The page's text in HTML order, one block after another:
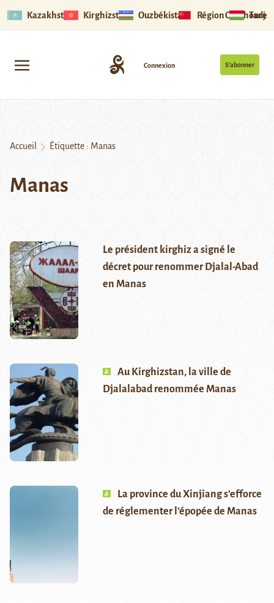
Kazakhstan Kirghizstan Ouzbékistan Région Ouïghoure
S’abonner
Connexion
Accueil Étiquette : Manas
Manas
Le président kirghiz a signé le
décret pour renommer Djalal-Abad
en Manas
Au Kirghizstan, la ville de
Djalalabad renommée Manas
La province du Xinjiang s’efforce
de réglementer l’épopée de Manas